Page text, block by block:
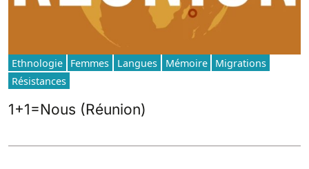
Ethnologie Femmes Langues Mémoire
Migrations
Résistances
1+1=Nous (Réunion)